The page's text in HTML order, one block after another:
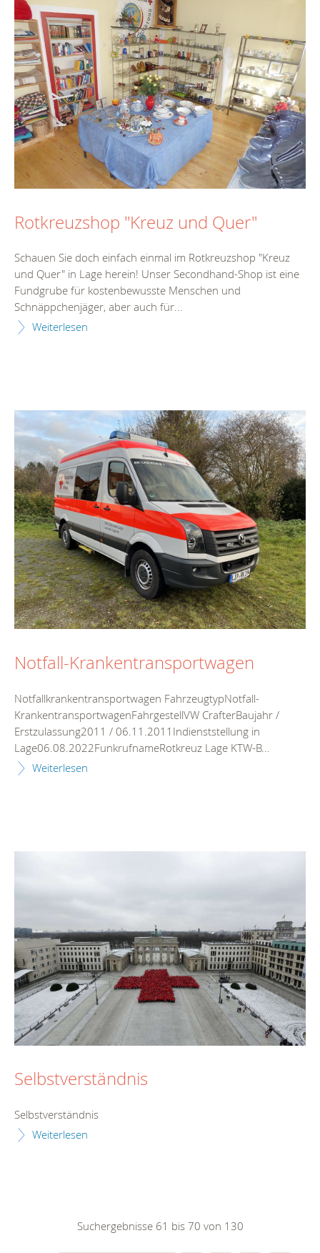
Rotkreuzshop "Kreuz und Quer"
Schauen Sie doch einfach einmal im Rotkreuzshop "Kreuz
und Quer" in Lage herein! Unser Secondhand-Shop ist eine
Fundgrube für kostenbewusste Menschen und
Schnäppchenjäger, aber auch für...
Weiterlesen
Notfall-Krankentransportwagen
Notfallkrankentransportwagen FahrzeugtypNotfall-
KrankentransportwagenFahrgestellVW CrafterBaujahr /
Erstzulassung2011 / 06.11.2011Indienststellung in
Lage06.08.2022FunkrufnameRotkreuz Lage KTW-B...
Weiterlesen
Selbstverständnis
Selbstverständnis
Weiterlesen
Suchergebnisse 61 bis 70 von 130